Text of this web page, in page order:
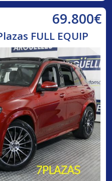
69.800€
FULL EQUIP